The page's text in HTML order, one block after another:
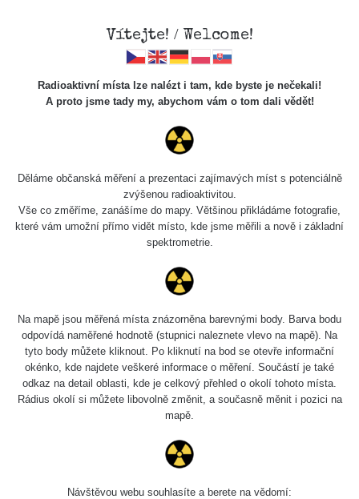
opět dramaticky roste
Vítejte! / Welcome!
Radioaktivní místa lze nalézt i tam, kde byste je nečekali!
A proto jsme tady my, abychom vám o tom dali vědět!
Děláme občanská měření a prezentaci zajímavých míst s potenciálně
zvýšenou radioaktivitou.
Vše co změříme, zanášíme do mapy. Většinou přikládáme fotografie,
které vám umožní přímo vidět místo, kde jsme měřili a nově i základní
spektrometrie.
Na mapě jsou měřená místa znázorněna barevnými body. Barva bodu
odpovídá naměřené hodnotě (stupnici naleznete vlevo na mapě). Na
tyto body můžete kliknout. Po kliknutí na bod se otevře informační
okénko, kde najdete veškeré informace o měření. Součástí je také
odkaz na detail oblasti, kde je celkový přehled o okolí tohoto místa.
Rádius okolí si můžete libovolně změnit, a současně měnit i pozici na
mapě.
Návštěvou webu souhlasíte a berete na vědomí: